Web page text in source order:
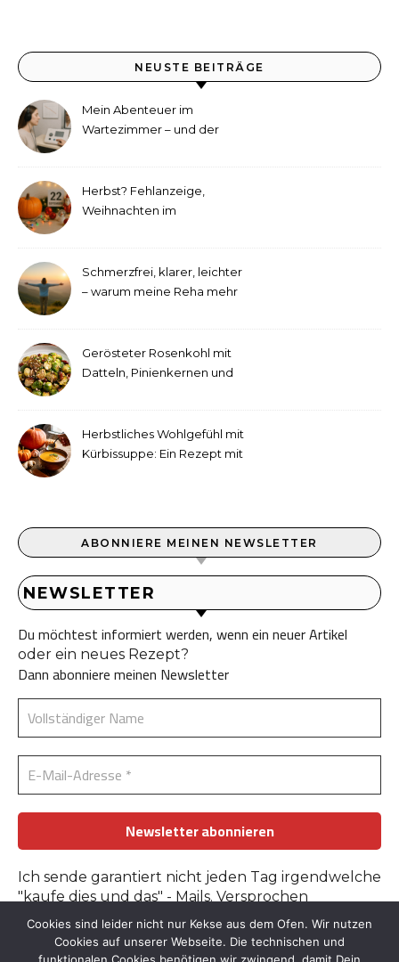
NEUSTE BEITRÄGE
Mein Abenteuer im
Wartezimmer – und der
Herbst? Fehlanzeige,
Weihnachten im
Schmerzfrei, klarer, leichter
– warum meine Reha mehr
Gerösteter Rosenkohl mit
Datteln, Pinienkernen und
Herbstliches Wohlgefühl mit
Kürbissuppe: Ein Rezept mit
ABONNIERE MEINEN NEWSLETTER
NEWSLETTER
Du möchtest informiert werden, wenn ein neuer Artikel
oder ein neues Rezept?
Dann abonniere meinen Newsletter
Ich sende garantiert nicht jeden Tag irgendwelche
"kaufe dies und das" - Mails. Versprochen
Erfahre mehr in der Datenschutzerklärung.
Cookies sind leider nicht nur Kekse aus dem Ofen. Wir nutzen
Cookies auf unserer Webseite. Die technischen und